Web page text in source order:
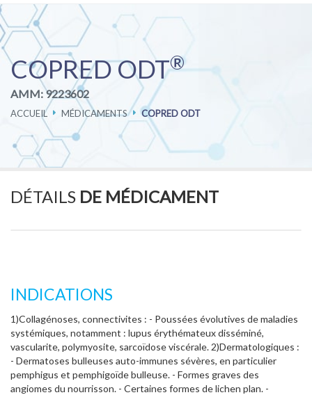
ACCUEIL
LABORATOIRES GALPHARMA
PRODUITS
PHARMACOVIGILANCE
COPRED ODT®
AMM: 9223602
ACCUEIL MÉDICAMENTS COPRED ODT
DÉTAILS DE MÉDICAMENT
INDICATIONS
1)Collagénoses, connectivites : - Poussées évolutives de maladies
systémiques, notamment : lupus érythémateux disséminé,
vascularite, polymyosite, sarcoïdose viscérale. 2)Dermatologiques :
- Dermatoses bulleuses auto-immunes sévères, en particulier
pemphigus et pemphigoïde bulleuse. - Formes graves des
angiomes du nourrisson. - Certaines formes de lichen plan. -